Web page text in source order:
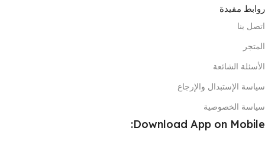
روابط مفيدة
اتصل بنا
المتجر
الأسئلة الشائعة
سياسة الإستبدال والإرجاع
سياسة الخصوصية
Download App on Mobile: